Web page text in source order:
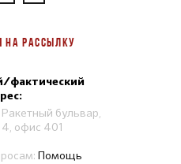
НА РАССЫЛКУ
фактический
бульвар,
4, офис 401
Помощь